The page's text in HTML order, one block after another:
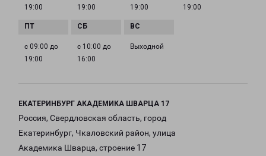
19:00
19:00
19:00
19:00
с 09:00 до
19:00
с 10:00 до
16:00
Выходной
ЕКАТЕРИНБУРГ АКАДЕМИКА ШВАРЦА 17
Россия, Свердловская область, город
Екатеринбург, Чкаловский район, улица
Академика Шварца, строение 17